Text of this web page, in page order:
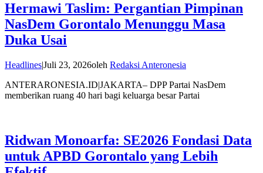
Hermawi Taslim: Pergantian Pimpinan
NasDem Gorontalo Menunggu Masa
Duka Usai
Headlines|Juli 23, 2026oleh Redaksi Anteronesia
ANTERARONESIA.ID|JAKARTA– DPP Partai NasDem
memberikan ruang 40 hari bagi keluarga besar Partai
Ridwan Monoarfa: SE2026 Fondasi Data
untuk APBD Gorontalo yang Lebih